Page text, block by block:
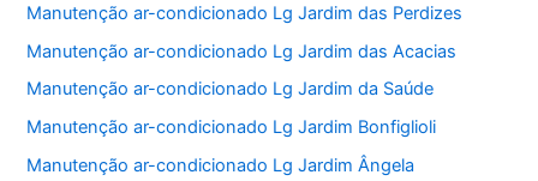
Manutenção ar-condicionado Lg Jardim das Perdizes
Manutenção ar-condicionado Lg Jardim das Acacias
Manutenção ar-condicionado Lg Jardim da Saúde
Manutenção ar-condicionado Lg Jardim Bonfiglioli
Manutenção ar-condicionado Lg Jardim Ângela